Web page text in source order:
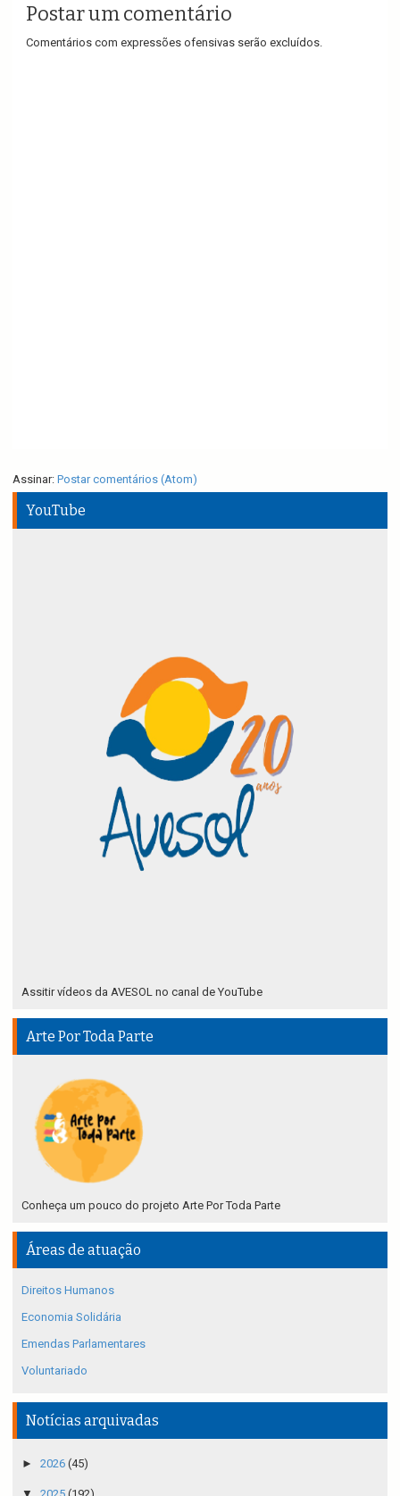
Postar um comentário
Comentários com expressões ofensivas serão excluídos.
Assinar: Postar comentários (Atom)
YouTube
Assitir vídeos da AVESOL no canal de YouTube
Arte Por Toda Parte
Conheça um pouco do projeto Arte Por Toda Parte
Áreas de atuação
Direitos Humanos
Economia Solidária
Emendas Parlamentares
Voluntariado
Notícias arquivadas
► 2026 (45)